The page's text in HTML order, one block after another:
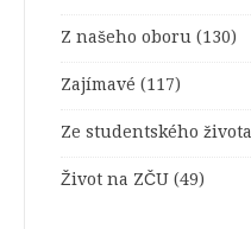
Z našeho oboru (130)
Zajímavé (117)
Ze studentského života
Život na ZČU (49)